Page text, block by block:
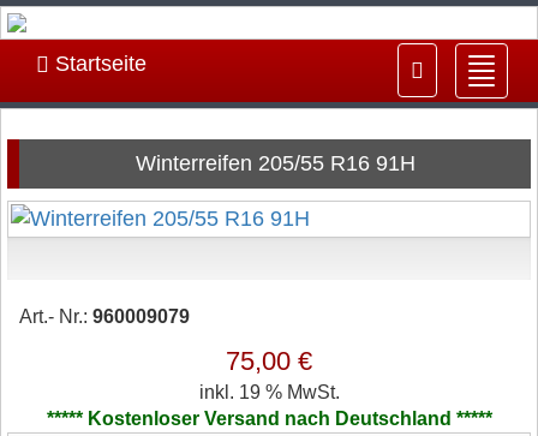
ein-/
Startseite
Winterreifen 205/55 R16 91H
Art.- Nr.: 960009079
75,00 €
inkl. 19 % MwSt.
***** Kostenloser Versand nach Deutschland *****